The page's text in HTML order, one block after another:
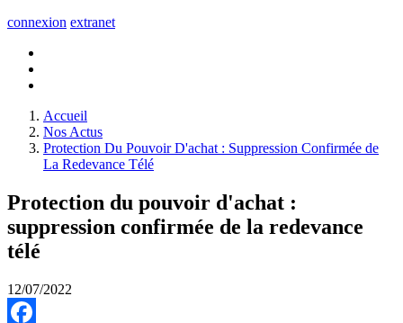
connexion extranet
Accueil
Nos Actus
Protection Du Pouvoir D'achat : Suppression Confirmée de
La Redevance Télé
Protection du pouvoir d'achat :
suppression confirmée de la redevance
télé
12/07/2022